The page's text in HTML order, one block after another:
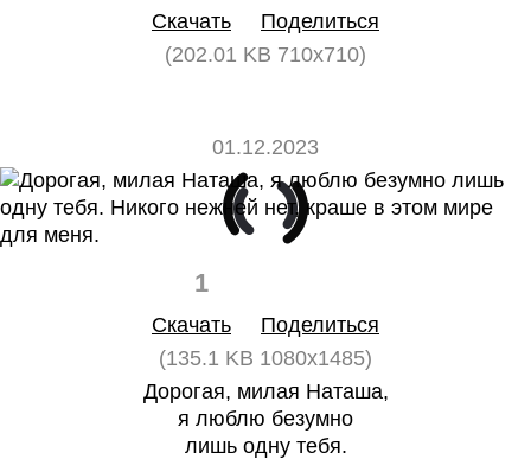
Скачать
Поделиться
(202.01 KB 710x710)
01.12.2023
1
Скачать
Поделиться
(135.1 KB 1080x1485)
Дорогая, милая Наташа,
я люблю безумно
лишь одну тебя.